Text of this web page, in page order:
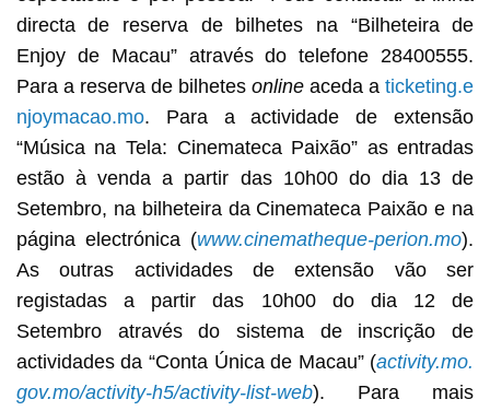
directa de reserva de bilhetes na “Bilheteira de
Enjoy de Macau” através do telefone 28400555.
Para a reserva de bilhetesonline aceda aticketing.e
njoymacao.mo. Para a actividade de extensão
“Música na Tela: Cinemateca Paixão” as entradas
estão à venda a partir das 10h00 do dia 13 de
Setembro, na bilheteira da Cinemateca Paixão e na
página electrónica (www.cinematheque-perion.mo).
As outras actividades de extensão vão ser
registadas a partir das 10h00 do dia 12 de
Setembro através do sistema de inscrição de
actividades da “Conta Única de Macau” (activity.mo.
gov.mo/activity-h5/activity-list-web). Para mais